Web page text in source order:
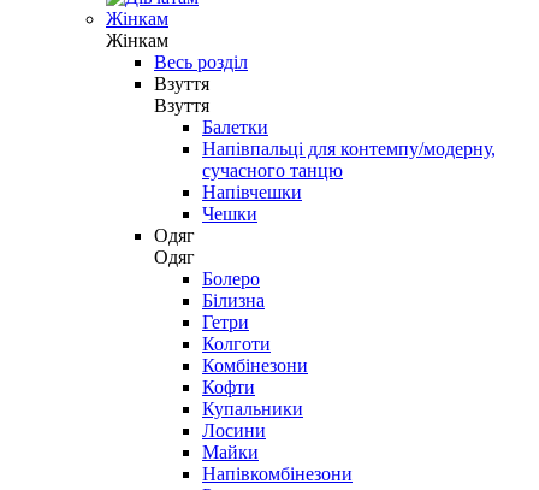
Жінкам
Жінкам
Весь розділ
Взуття
Взуття
Балетки
Напівпальці для контемпу/модерну,
сучасного танцю
Напівчешки
Чешки
Одяг
Одяг
Болеро
Білизна
Гетри
Колготи
Комбінезони
Кофти
Купальники
Лосини
Майки
Напівкомбінезони